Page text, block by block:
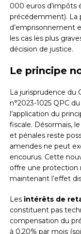
000 euros d’impôts
précédemment). La
d’emprisonnement
les cas les plus
décision de justice.
Le principe
La jurisprudence du
n°2023-1025 QPC
l’application du
fiscale. Désormais,
et pénales reste
amendes ne peut
encourus. Cette
offre une protection
maintenant l’effet
Les intérêts de
constituent pas
compensation du
à 0,20% par mois